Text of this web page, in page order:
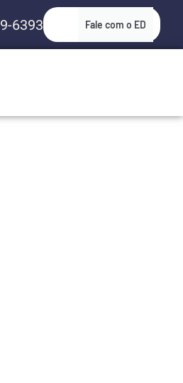
Fale com o ED
6393